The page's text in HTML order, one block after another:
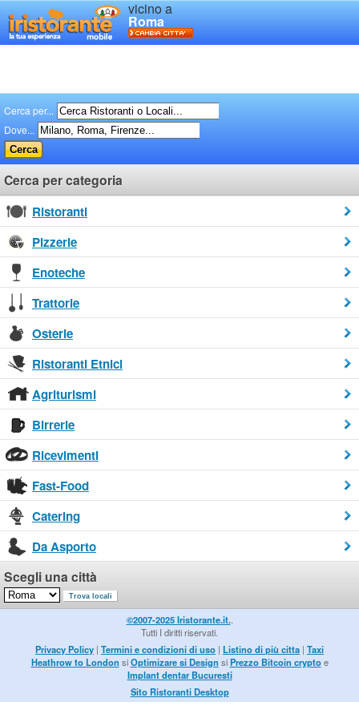
vicino a
Roma
Cerca per...
Dove...
Cerca per categoria
Ristoranti
Pizzerie
Enoteche
Trattorie
Osterie
Ristoranti Etnici
Agriturismi
Birrerie
Ricevimenti
Fast-Food
Catering
Da Asporto
Scegli una città
©2007-2025 Iristorante.it..
Tutti I diritti riservati.
Privacy Policy | Termini e condizioni di uso | Listino di più citta | Taxi
Heathrow to London siOptimizare si Design siPrezzo Bitcoin cryptoe
Implant dentar Bucuresti
Sito Ristoranti Desktop